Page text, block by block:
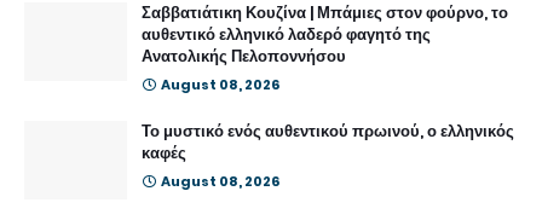
Σαββατιάτικη Κουζίνα | Μπάμιες στον φούρνο, το
αυθεντικό ελληνικό λαδερό φαγητό της
Ανατολικής Πελοποννήσου
August 08, 2026
Το μυστικό ενός αυθεντικού πρωινού, ο ελληνικός
καφές
August 08, 2026